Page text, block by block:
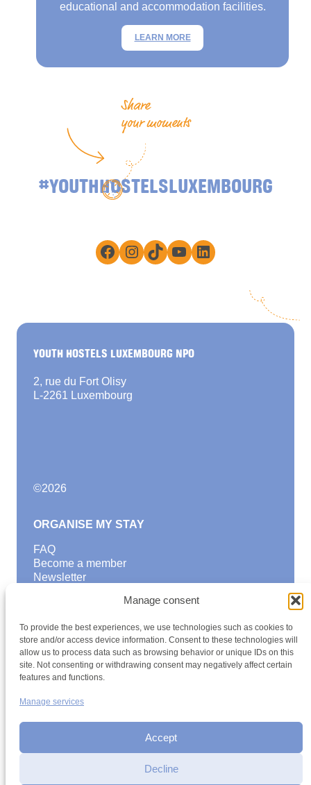
Manage consent
To provide the best experiences, we use technologies such as cookies to
store and/or access device information. Consent to these technologies will
allow us to process data such as browsing behavior or unique IDs on this
site. Not consenting or withdrawing consent may negatively affect certain
features and functions.
Manage services
Accept
Decline
educational and accommodation facilities.
LEARN MORE
Share
your moments
#YOUTHHOSTELSLUXEMBOURG
Facebook
Instagram
TikTokYouTube
LinkedIn
YOUTH HOSTELS LUXEMBOURG NPO
2, rue du Fort Olisy
L-2261 Luxembourg
©2026
ORGANISE MY STAY
FAQ
Become a member
Newsletter
Find a youth hostel
Discover activities
School Trips and group excursions
Teambuilding
Youth Hostels Luxembourg NPO